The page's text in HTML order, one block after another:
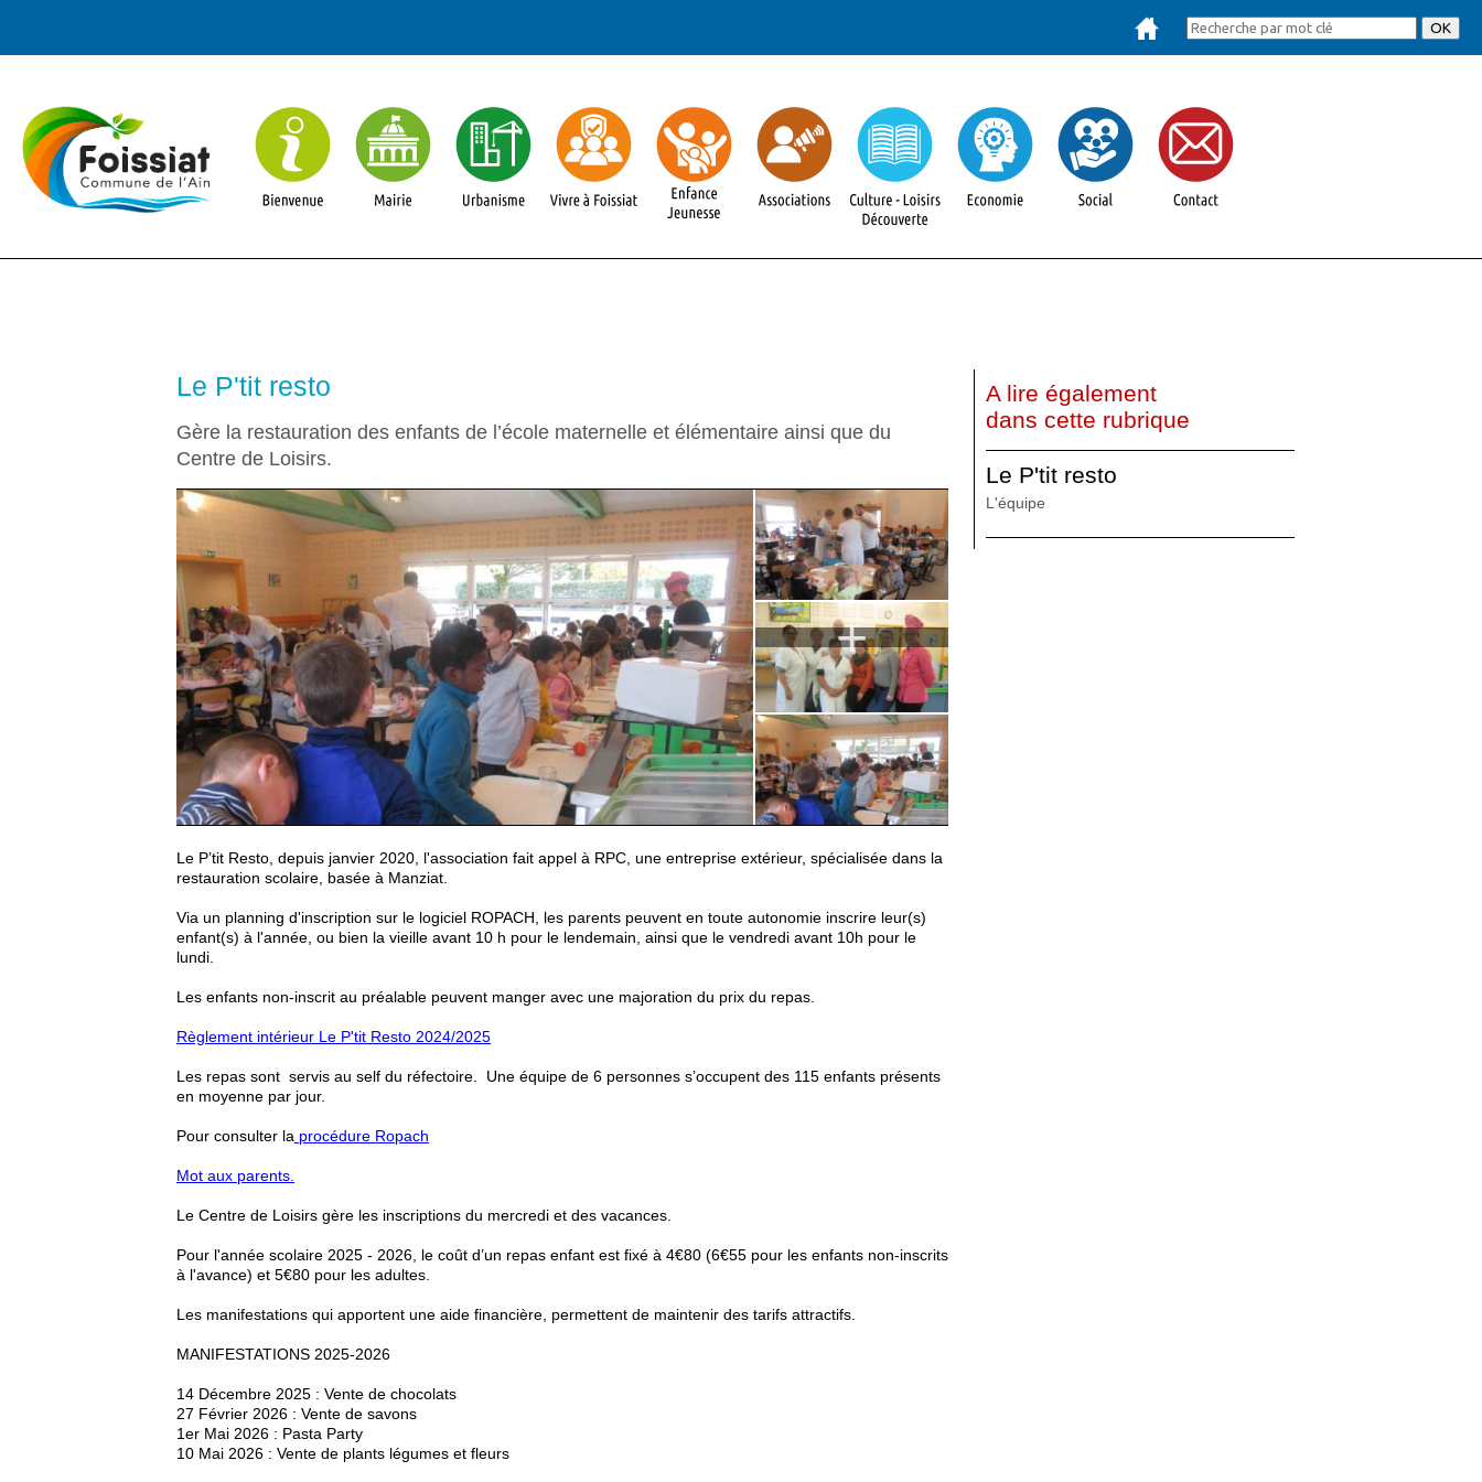
Le P'tit resto
Gère la restauration des enfants de l’école maternelle et élémentaire ainsi que du
Centre de Loisirs.
+
Le P’tit Resto, depuis janvier 2020, l'association fait appel à RPC, une entreprise extérieur, spécialisée dans la
restauration scolaire, basée à Manziat.
Via un planning d'inscription sur le logiciel ROPACH, les parents peuvent en toute autonomie inscrire leur(s)
enfant(s) à l'année, ou bien la vieille avant 10 h pour le lendemain, ainsi que le vendredi avant 10h pour le
lundi.
Les enfants non-inscrit au préalable peuvent manger avec une majoration du prix du repas.
Règlement intérieur Le P'tit Resto 2024/2025
Les repas sont servis au self du réfectoire. Une équipe de 6 personnes s’occupent des 115 enfants présents
en moyenne par jour.
Pour consulter la procédure Ropach
Mot aux parents.
Le Centre de Loisirs gère les inscriptions du mercredi et des vacances.
Pour l'année scolaire 2025 - 2026, le coût d’un repas enfant est fixé à 4€80 (6€55 pour les enfants non-inscrits
à l'avance) et 5€80 pour les adultes.
Les manifestations qui apportent une aide financière, permettent de maintenir des tarifs attractifs.
MANIFESTATIONS 2025-2026
14 Décembre 2025 : Vente de chocolats
27 Février 2026 : Vente de savons
1er Mai 2026 : Pasta Party
10 Mai 2026 : Vente de plants légumes et fleurs
A lire également
dans cette rubrique
Le P'tit resto
L'équipe